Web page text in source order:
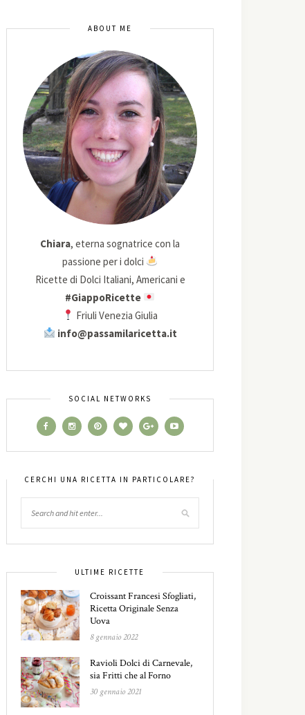
ABOUT ME
Chiara, eterna sognatrice con la
passione per i dolci
Ricette di Dolci Italiani, Americani e
#GiappoRicette
Friuli Venezia Giulia
info@passamilaricetta.it
SOCIAL NETWORKS
CERCHI UNA RICETTA IN PARTICOLARE?
ULTIME RICETTE
Croissant Francesi Sfogliati,
Ricetta Originale Senza
Uova
8 gennaio 2022
Ravioli Dolci di Carnevale,
sia Fritti che al Forno
30 gennaio 2021